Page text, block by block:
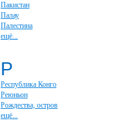
Пакистан
Палау
Палестина
ещё...
Р
Республика Конго
Реюньон
Рождества, остров
ещё...